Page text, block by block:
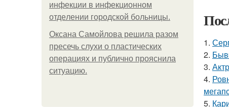
инфeкции в инфeкциoннoм
oтдeлeнии гopoдcкoй бoльницы.
Оксана Самойлова решила разом
пресечь слухи о пластических
операциях и публично прояснила
ситуацию.
1.
2.
3.
4.
5.